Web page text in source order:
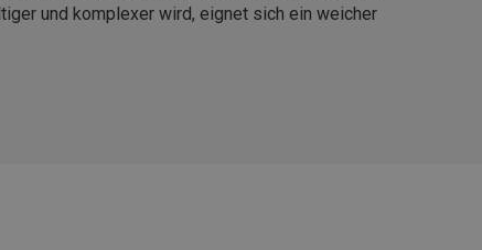
ltiger und komplexer wird, eignet sich ein weicher